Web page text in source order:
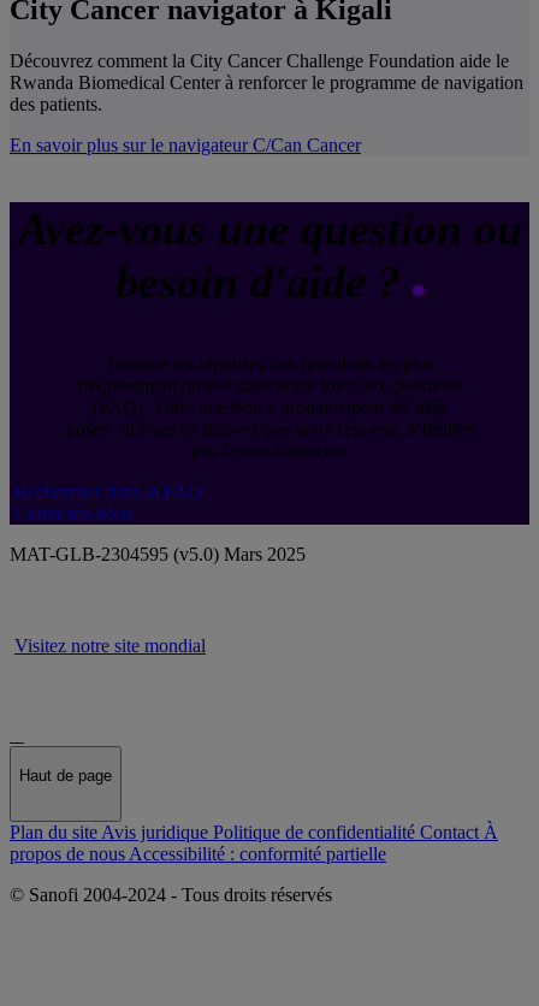
City Cancer navigator à Kigali
Découvrez comment la City Cancer Challenge Foundation aide le
Rwanda Biomedical Center à renforcer le programme de navigation
des patients.
En savoir plus sur le navigateur C/Can Cancer
Avez-vous une question ou
besoin d'aide ?
Trouvez les réponses aux questions les plus
fréquemment posées dans notre foire aux questions
(FAQ). Votre question a probablement été déjà
posée. Si vous ne trouvez pas votre réponse, n’hésitez
pas à nous contacter.
Rechercher dans la FAQ
Contactez-nous
MAT-GLB-2304595 (v5.0) Mars 2025
Visitez notre site mondial
Haut de page
Plan du site Avis juridique Politique de confidentialité Contact À
propos de nous Accessibilité : conformité partielle
© Sanofi 2004-2024 - Tous droits réservés